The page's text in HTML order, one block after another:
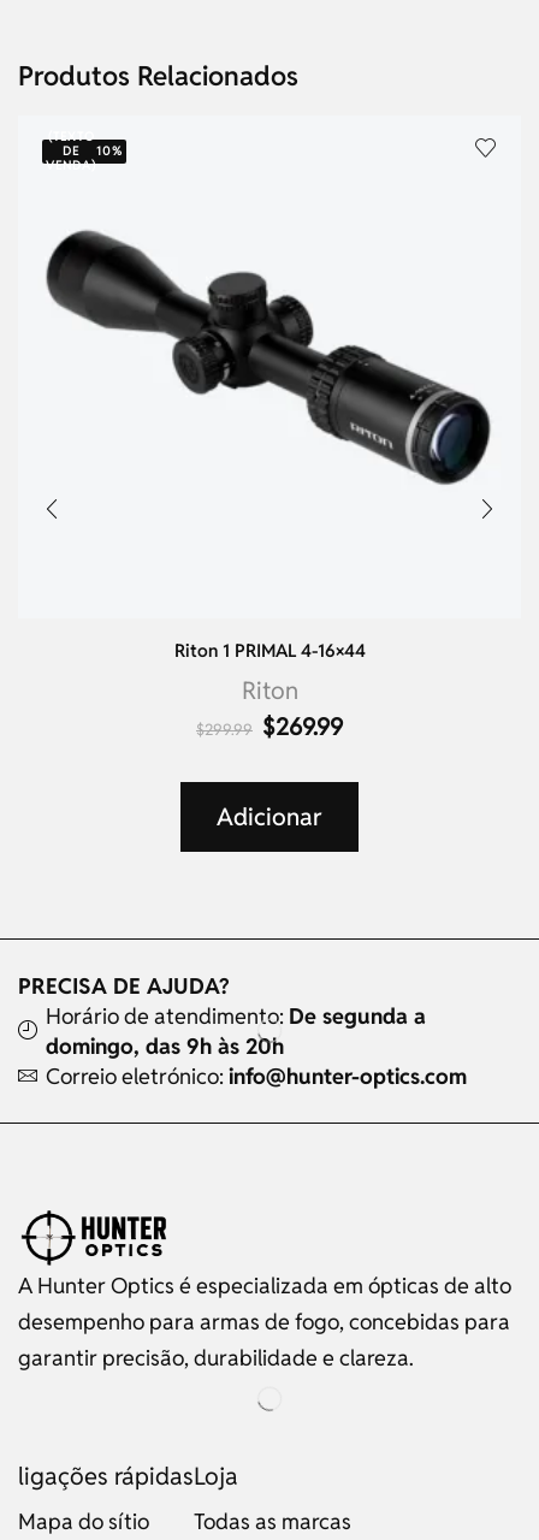
Produtos Relacionados
(TEXTO
DE
VENDA)
10%
Riton 1 PRIMAL 4-16×44
Riton
$299.99 $269.99
Adicionar
PRECISA DE AJUDA?
Horário de atendimento: De segunda a
domingo, das 9h às 20h
Correio eletrónico: info@hunter-optics.com
A Hunter Optics é especializada em ópticas de alto
desempenho para armas de fogo, concebidas para
garantir precisão, durabilidade e clareza.
ligações rápidas
Mapa do sítio
Loja
Todas as marcas